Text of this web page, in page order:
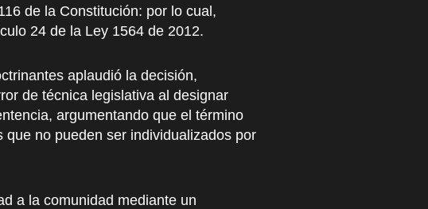
de la Constitución: por lo cual,
24 de la Ley 1564 de 2012.
aplaudió la decisión,
de técnica legislativa al designar
argumentando que el término
no pueden ser individualizados por
a la comunidad mediante un